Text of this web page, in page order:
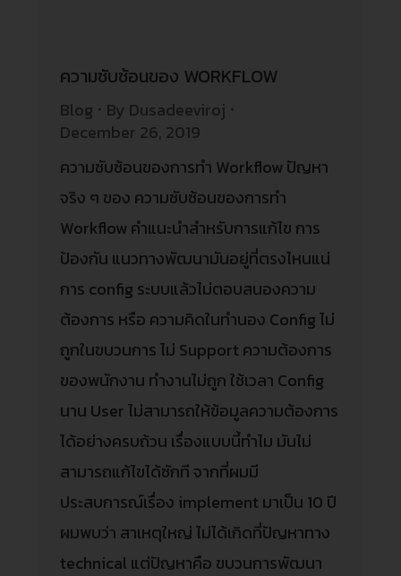
ความซับซ้อนของ WORKFLOW
Blog By Dusadeeviroj
December 26, 2019
ความซับซ้อนของการทำ Workflow ปัญหา
จริง ๆ ของ ความซับซ้อนของการทำ
Workflow คำแนะนำสำหรับการแก้ไข การ
ป้องกัน แนวทางพัฒนามันอยู่ที่ตรงไหนแน่
การ config ระบบแล้วไม่ตอบสนองความ
ต้องการ หรือ ความคิดในทำนอง Config ไม่
ถูกในขบวนการ ไม่ Support ความต้องการ
ของพนักงาน ทำงานไม่ถูก ใช้เวลา Config
นาน User ไม่สามารถให้ข้อมูลความต้องการ
ได้อย่างครบถ้วน เรื่องแบบนี้ทำไม มันไม่
สามารถแก้ไขได้ซักที จากที่ผมมี
ประสบการณ์เรื่อง implement มาเป็น 10 ปี
ผมพบว่า สาเหตุใหญ่ ไม่ได้เกิดที่ปัญหาทาง
technical แต่ปัญหาคือ ขบวนการพัฒนา